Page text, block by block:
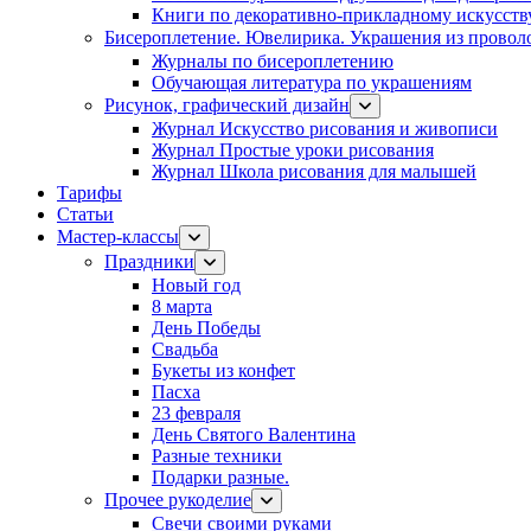
Книги по декоративно-прикладному
Бисероплетение. Ювелирика. Украшения из
Журналы по бисероплетению
Обучающая литература по украшениям
Рисунок, графический дизайн
Журнал Искусство рисования и живописи
Журнал Простые уроки рисования
Журнал Школа рисования для малышей
Тарифы
Статьи
Мастер-классы
Праздники
Новый год
8 марта
День Победы
Свадьба
Букеты из конфет
Пасха
23 февраля
День Святого Валентина
Разные техники
Подарки разные.
Прочее рукоделие
Свечи своими руками